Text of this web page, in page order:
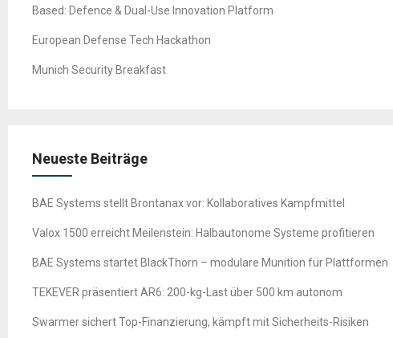
Based: Defence & Dual-Use Innovation Platform
European Defense Tech Hackathon
Munich Security Breakfast
Neueste Beiträge
BAE Systems stellt Brontanax vor: Kollaboratives Kampfmittel
Valox 1500 erreicht Meilenstein: Halbautonome Systeme profitieren
BAE Systems startet BlackThorn – modulare Munition für Plattformen
TEKEVER präsentiert AR6: 200-kg-Last über 500 km autonom
Swarmer sichert Top-Finanzierung, kämpft mit Sicherheits-Risiken